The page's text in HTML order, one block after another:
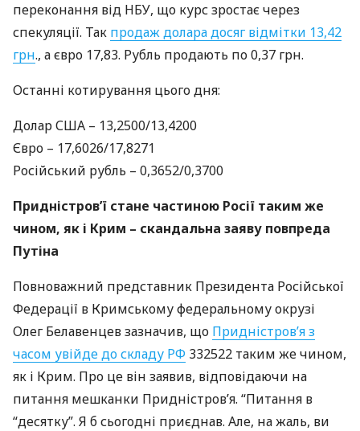
переконання від НБУ, що курс зростає через
спекуляції. Так продаж долара досяг відмітки 13,42
грн., а євро 17,83. Рубль продають по 0,37 грн.
Останні котирування цього дня:
ДоларСША – 13,2500/13,4200
Євро – 17,6026/17,8271
Російський рубль – 0,3652/0,3700
Придністров’ї стане частиною Росії таким же
чином, як і Крим – скандальна заяву повпреда
Путіна
Повноважний представник Президента Російської
Федерації в Кримському федеральному окрузі
Олег Белавенцев зазначив, що Придністров’я з
часом увійде до складу РФ 332522 таким же чином,
як і Крим. Про це він заявив, відповідаючи на
питання мешканки Придністров’я. “Питання в
“десятку”. Я б сьогодні приєднав. Але, на жаль, ви